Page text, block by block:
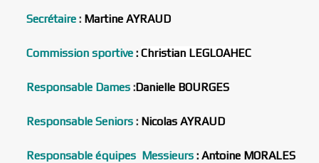
Secrétaire : Martine AYRAUD
Commission sportive : Christian LEGLOAHEC
Responsable Dames :Danielle BOURGES
Responsable Seniors : Nicolas AYRAUD
Responsable équipes Messieurs : Antoine MORALES